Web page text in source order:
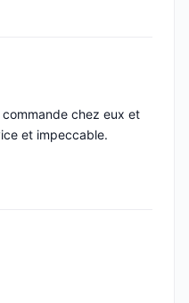
chez eux et
et impeccable.